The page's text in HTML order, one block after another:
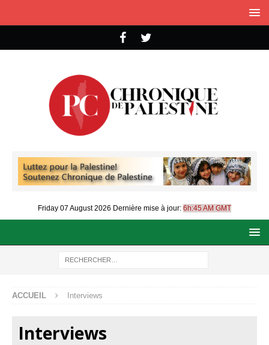
Friday 07 August 2026 Dernière mise à jour: 6h:45 AM GMT
ACCUEIL Interviews
Interviews